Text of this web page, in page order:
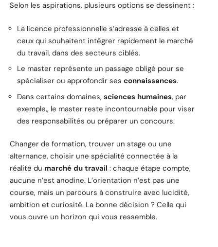
Selon les aspirations, plusieurs options se dessinent :
La licence professionnelle s’adresse à celles et
ceux qui souhaitent intégrer rapidement le marché
du travail, dans des secteurs ciblés.
Le master représente un passage obligé pour se
spécialiser ou approfondir ses connaissances.
Dans certains domaines, sciences humaines, par
exemple,, le master reste incontournable pour viser
des responsabilités ou préparer un concours.
Changer de formation, trouver un stage ou une
alternance, choisir une spécialité connectée à la
réalité du marché du travail : chaque étape compte,
aucune n’est anodine. L’orientation n’est pas une
course, mais un parcours à construire avec lucidité,
ambition et curiosité. La bonne décision ? Celle qui
vous ouvre un horizon qui vous ressemble.